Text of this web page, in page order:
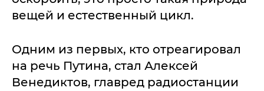
вещей и естественный цикл.
Одним из первых, кто отреагировал
на речь Путина, стал Алексей
Венедиктов, главред радиостанции